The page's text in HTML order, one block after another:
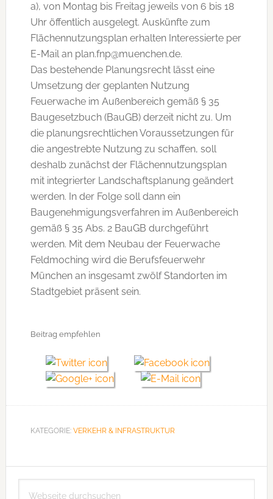
a), von Montag bis Freitag jeweils von 6 bis 18
Uhr öffentlich ausgelegt. Auskünfte zum
Flächennutzungsplan erhalten Interessierte per
E-Mail an plan.fnp@muenchen.de.
Das bestehende Planungsrecht lässt eine
Umsetzung der geplanten Nutzung
Feuerwache im Außenbereich gemäß § 35
Baugesetzbuch (BauGB) derzeit nicht zu. Um
die planungsrechtlichen Voraussetzungen für
die angestrebte Nutzung zu schaffen, soll
deshalb zunächst der Flächennutzungsplan
mit integrierter Landschaftsplanung geändert
werden. In der Folge soll dann ein
Baugenehmigungsverfahren im Außenbereich
gemäß § 35 Abs. 2 BauGB durchgeführt
werden. Mit dem Neubau der Feuerwache
Feldmoching wird die Berufsfeuerwehr
München an insgesamt zwölf Standorten im
Stadtgebiet präsent sein.
Beitrag empfehlen
KATEGORIE: VERKEHR & INFRASTRUKTUR
Seitenspalte